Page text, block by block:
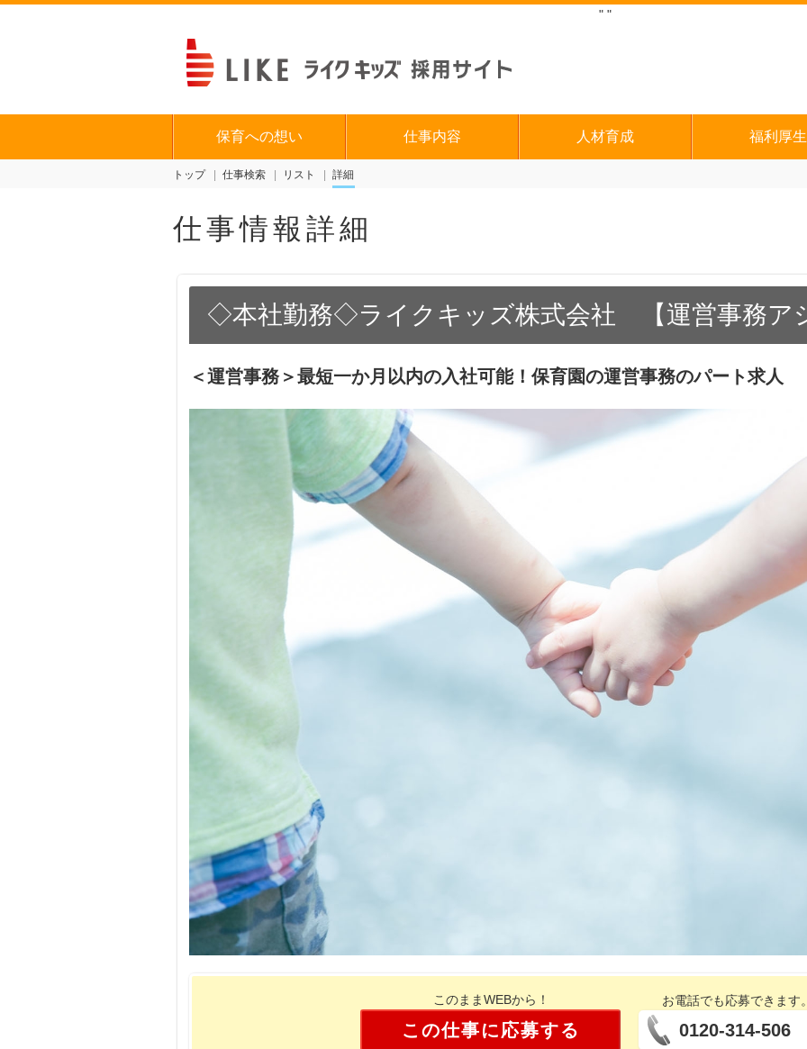
" "
保育への想い 仕事内容 人材育成 福利厚生
トップ 仕事検索 リスト 詳細
仕事情報詳細
◇本社勤務◇ライクキッズ株式会社 【運営事務ア
＜運営事務＞最短一か月以内の入社可能！保育園の運営事務のパート求人
このままWEBから！
この仕事に応募する
お電話でも応募できます
0120-314-506